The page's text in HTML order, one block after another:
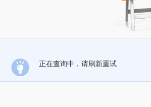
正在查询中，请刷新重试